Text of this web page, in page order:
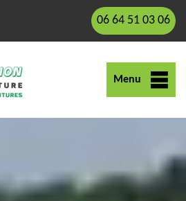
06 64 51 03 06
Menu